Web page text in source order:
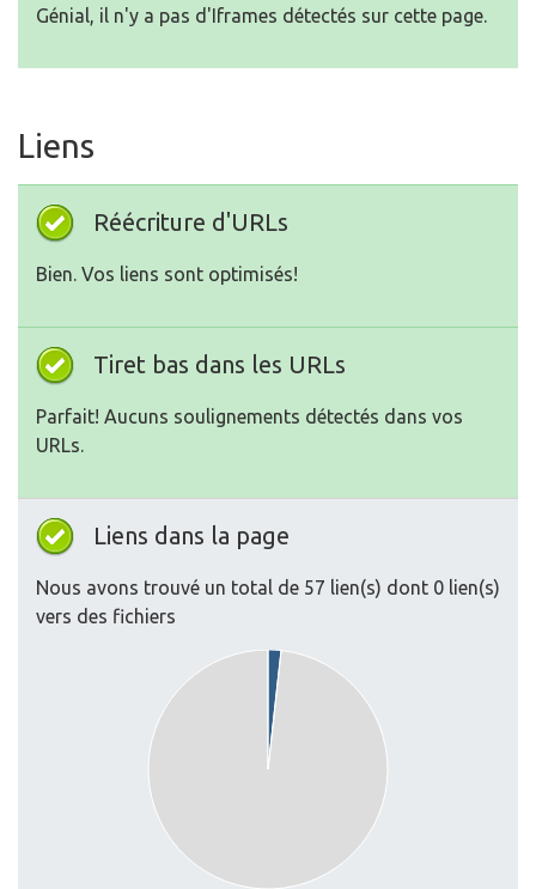
Génial, il n'y a pas d'Iframes détectés sur cette page.
Liens
Réécriture d'URLs
Bien. Vos liens sont optimisés!
Tiret bas dans les URLs
Parfait! Aucuns soulignements détectés dans vos
URLs.
Liens dans la page
Nous avons trouvé un total de 57 lien(s) dont 0 lien(s)
vers des fichiers